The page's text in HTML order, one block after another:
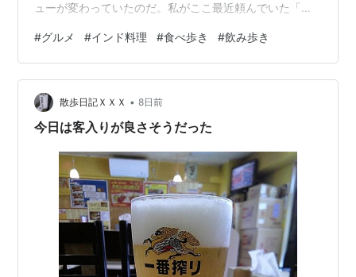
ューが変わっていたのだ。私がここ最近頼んでいた「ち
になっていたのである。 カウンター席に座って、一応昼
間から注文できるかどうかを確認した上で、おつまみセ
ットを注文。先にビールが出てきて、後からおつまみが
出される。 つまみはスパイス焼き鳥、枝豆、辛い漬物の
３点セットである。おっと、焼き鳥が写真より小さい気
#グルメ #インド料理 #食べ歩き #飲み歩き
散歩日記ＸＸＸ • 8日前
今日は客入りが良さそうだった